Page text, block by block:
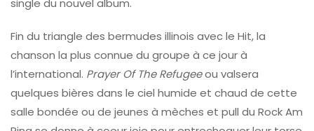
single du nouvel album.
Fin du triangle des bermudes illinois avec le Hit, la
chanson la plus connue du groupe à ce jour à
l’international. Prayer Of The Refugeeou valsera
quelques bières dans le ciel humide et chaud de cette
salle bondée ou de jeunes à mèches et pull du Rock Am